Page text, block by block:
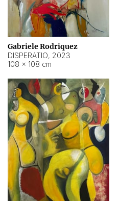
Gabriele Rodriquez
DISPERATIO, 2023
108 × 108 cm